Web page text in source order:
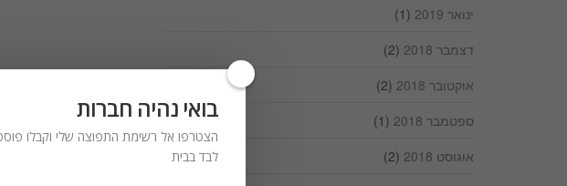
ינואר 2019
(1)
דצמבר 2018
(2)
אוקטובר 2018
(2)
ספטמבר 2018
(1)
אוגוסט 2018
(2)
בואי נהיה חברות
הצטרפו אל רשימת התפוצה שלי וקבלו
לבד בבית